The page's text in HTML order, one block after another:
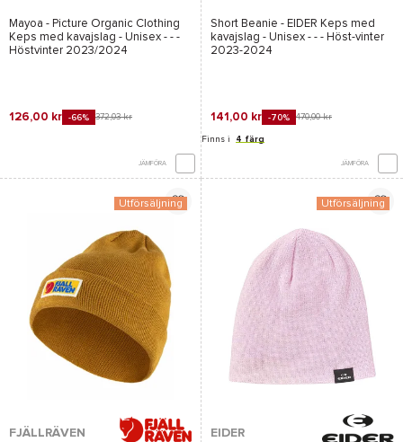
Mayoa - Picture Organic Clothing
Keps med kavajslag - Unisex - - -
Höstvinter 2023/2024
126,00 kr -66% 372,03 kr
JÄMFÖRA
Short Beanie - EIDER Keps med
kavajslag - Unisex - - - Höst-vinter
2023-2024
141,00 kr -70% 470,00 kr
Finns i 4 färg
JÄMFÖRA
Utförsäljning
FJÄLLRÄVEN
Utförsäljning
EIDER